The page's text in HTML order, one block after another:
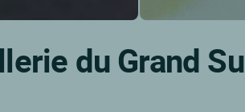
du Grand